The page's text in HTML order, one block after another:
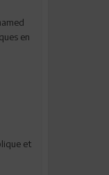
en
et